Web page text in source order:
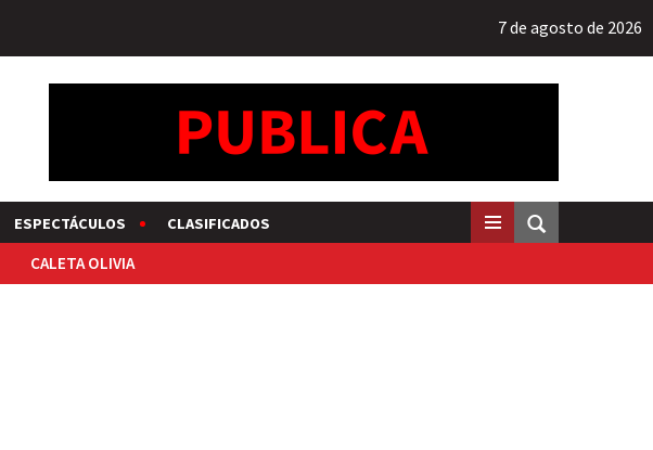
7 de agosto de 2026
ESPECTÁCULOS CLASIFICADOS
CALETA OLIVIA